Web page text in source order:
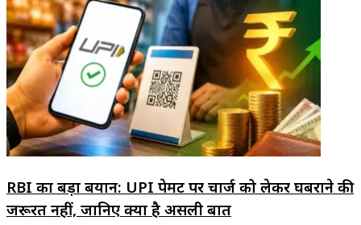
RBI का बड़ा बयान: UPI पेमेंट पर चार्ज को लेकर घबराने की
जरूरत नहीं, जानिए क्या है असली बात